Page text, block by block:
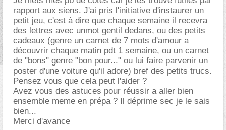
rapport aux siens. J'ai pris l'initiative d'instaurer un
petit jeu, c'est à dire que chaque semaine il recevra
des lettres avec unmot gentil dedans, ou des petits
cadeaux (genre un carnet de 7 mots d'amour a
découvrir chaque matin pdt 1 semaine, ou un carnet
de "bons" genre "bon pour..." ou lui faire parvenir un
poster d'une voiture qu'il adore) bref des petits trucs.
Pensez vous que cela peut l'aider ?
Avez vous des astuces pour réussir a aller bien
ensemble meme en prépa ? Il déprime sec je le sais
bien...
Merci d'avance